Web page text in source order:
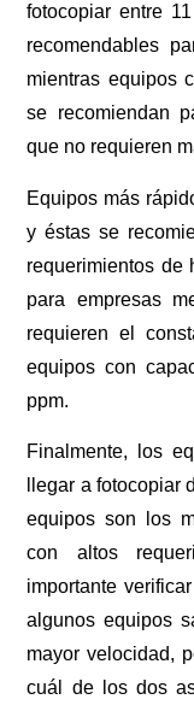
fotocopiar entre
recomendables
mientras equipos
se recomiendan
que no requieren
Equipos más
y éstas se
requerimientos de
para empresas
requieren el
equipos con
ppm.
Finalmente, los
llegar a fotocopiar
equipos son los
con altos
importante
algunos equipos
mayor velocidad,
cuál de los dos